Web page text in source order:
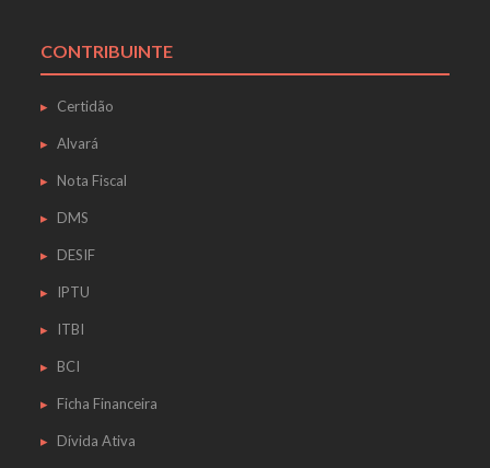
CONTRIBUINTE
Certidão
Alvará
Nota Fiscal
DMS
DESIF
IPTU
ITBI
BCI
Ficha Financeira
Dívida Ativa